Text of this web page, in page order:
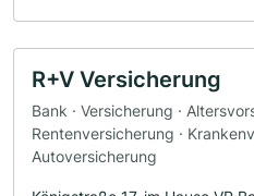
R+V Versicherung
Bank · Versicherung ·
Rentenversicherung ·
Autoversicherung